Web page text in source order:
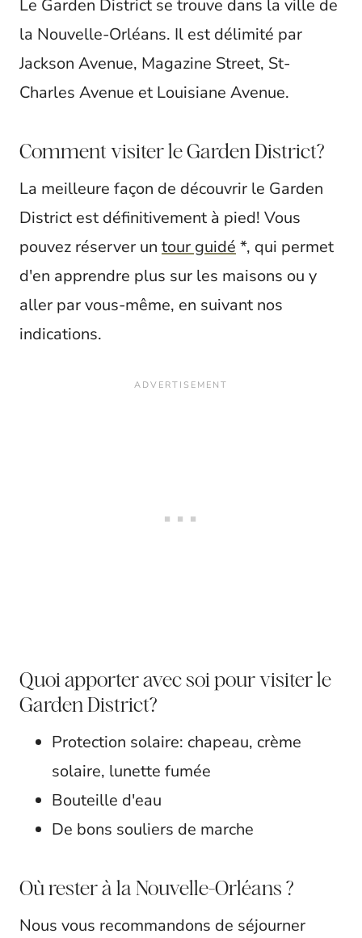
Le Garden District se trouve dans la ville de
la Nouvelle-Orléans. Il est délimité par
Jackson Avenue, Magazine Street, St-
Charles Avenue et Louisiane Avenue.
Comment visiter le Garden District?
La meilleure façon de découvrir le Garden
District est définitivement à pied! Vous
pouvez réserver un tour guidé*, qui permet
d'en apprendre plus sur les maisons ou y
aller par vous-même, en suivant nos
indications.
Quoi apporter avec soi pour visiter le
Garden District?
Protection solaire: chapeau, crème
solaire, lunette fumée
Bouteille d'eau
De bons souliers de marche
Où rester à la Nouvelle-Orléans ?
Nous vous recommandons de séjourner